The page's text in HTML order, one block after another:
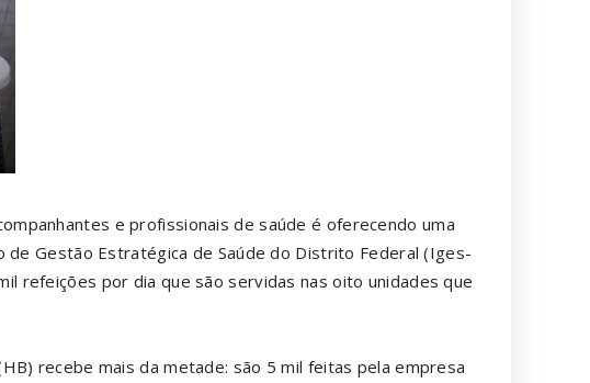
e profissionais de saúde é oferecendo uma
de Gestão Estratégica de Saúde do Distrito Federal (Iges-
refeições por dia que são servidas nas oito unidades que
recebe mais da metade: são 5 mil feitas pela empresa